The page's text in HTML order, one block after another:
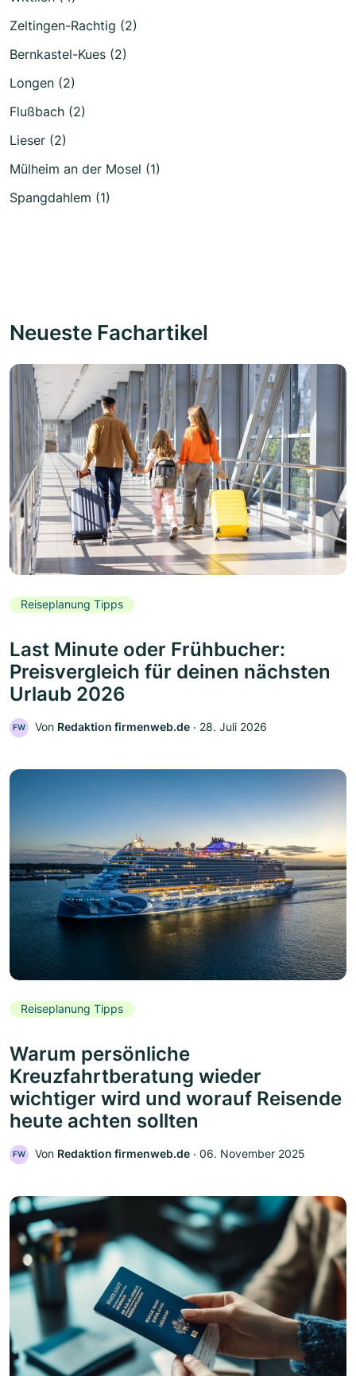
Zeltingen-Rachtig (2)
Bernkastel-Kues (2)
Longen (2)
Flußbach (2)
Lieser (2)
Mülheim an der Mosel (1)
Spangdahlem (1)
Neueste Fachartikel
Reiseplanung Tipps
Last Minute oder Frühbucher:
Preisvergleich für deinen nächsten
Urlaub 2026
FW Von Redaktion firmenweb.de ‧ 28. Juli 2026
Reiseplanung Tipps
Warum persönliche
Kreuzfahrtberatung wieder
wichtiger wird und worauf Reisende
heute achten sollten
FW Von Redaktion firmenweb.de ‧ 06. November 2025